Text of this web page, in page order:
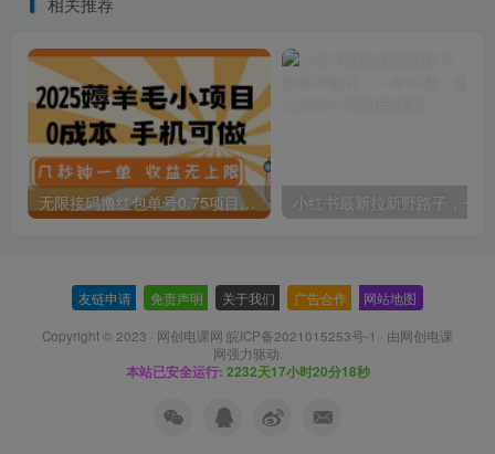
无限接码撸红包单号0.75项目无偿分享给你【揭秘】
友链申请 免责声明 关于我们 广告合作 网站地图
Copyright © 2023 · 网创电课网 皖ICP备2021015253号-1 · 由网创电课
网强力驱动.
本站已安全运行: 2232天17小时20分19秒